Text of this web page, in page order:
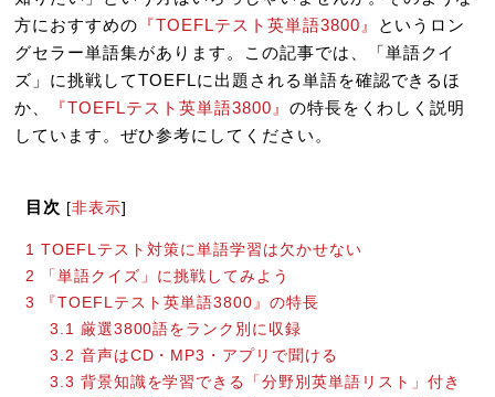
方におすすめの 『TOEFLテスト英単語3800』
というロン
グセラー単語集があります。この記事では、「単語クイ
ズ」に挑戦してTOEFLに出題される単語を確認できるほ
か、
『TOEFLテスト英単語3800』 の特長をくわしく説明
しています。ぜひ参考にしてください。
目次 [非表示]
1 TOEFLテスト対策に単語学習は欠かせない
2
「単語クイズ」に挑戦してみよう
3
『TOEFLテスト英単語3800』の特長
3.1
厳選3800語をランク別に収録
3.2 音声はCD・MP3・アプリで聞ける
3.3 背景知識を学習できる「分野別英単語リスト」付き